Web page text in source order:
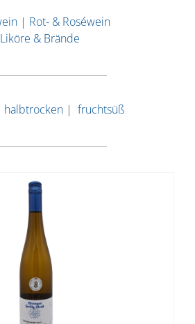
| Rot- & Roséwein
Liköre & Brände
halbtrocken | fruchtsüß